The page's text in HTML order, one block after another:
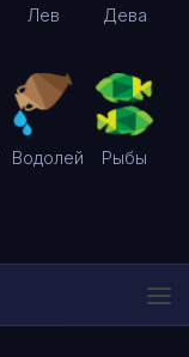
Лев Дева
Водолей Рыбы